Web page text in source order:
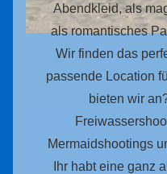
Abendkleid, als
als romantisches
Wir finden das
passende Location
bieten wir
Mermaidshootings
Ihr habt eine ganz